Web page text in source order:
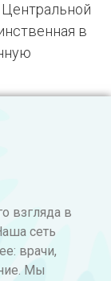
в
взгляда в
сеть
врачи,
Мы